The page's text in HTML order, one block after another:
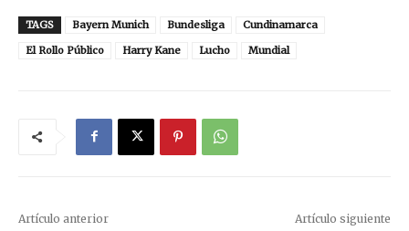
TAGS Bayern Munich Bundesliga
Cundinamarca
El Rollo Público
Harry Kane Lucho Mundial
Artículo anterior Artículo siguiente